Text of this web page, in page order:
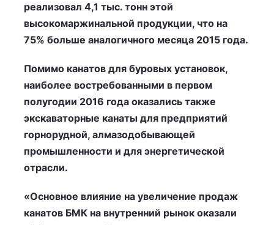
реализовал 4,1 тыс. тонн этой
высокомаржинальной продукции, что на
75% больше аналогичного месяца 2015 года.
Помимо канатов для буровых установок,
наиболее востребованными в первом
полугодии 2016 года оказались также
экскаваторные канаты для предприятий
горнорудной, алмазодобывающей
промышленности и для энергетической
отрасли.
«Основное влияние на увеличение продаж
канатов БМК на внутренний рынок оказали